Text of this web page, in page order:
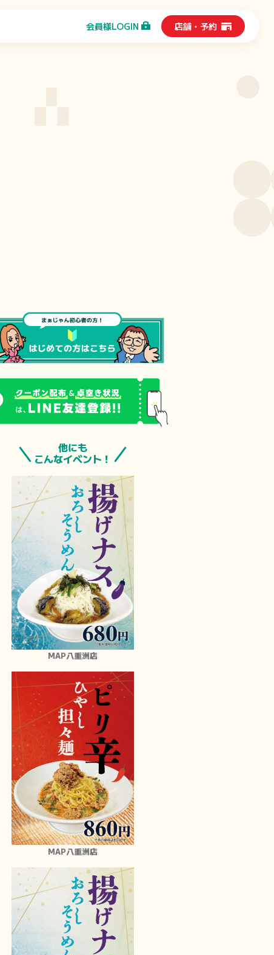
会員様LOGIN 店舗 ・ 予約
他にも
こんなイベント！
MAP八重洲店
MAP八重洲店